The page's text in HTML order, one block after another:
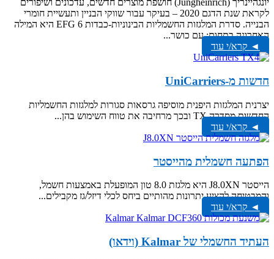
יונגהיינריך (Jungheinrich) חושפת מוצרים חדשים, עדכונים ושיפורים
לקראת שנת הדגם 2020 – בעיקר עבור שווקי הבניין ותעשיית חומרי
הבנייה. סדרת המלגזות החשמליות הבינוניות-כבדות EFG 6 היא המילה
האחרונה בתחום; עם כושר...
◄ קרא/י עוד
חדשות מ-UniCarriers
יצרנית המלגזות היפנית מוסיפה גרסאות סגורות למלגזות החשמליות
החדשות מסדרה TX ובכך מרחיבה את טווח השימוש בהן...
◄ קרא/י עוד
הפתעה חשמלית מהייסטר
הייסטר J8.0XN היא מלגזת 8.0 טון המופעלת באמצעות חשמל,
והמבטיחה להציע יתרונות מהותיים ביחס לכלי דיזל/גז מקבילים...
◄ קרא/י עוד
העתיד החשמלי של Kalmar (וידאו)